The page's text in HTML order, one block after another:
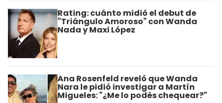
Rating: cuánto midió el debut de
"Triángulo Amoroso" con Wanda
Nada y Maxi López
Ana Rosenfeld reveló que Wanda
Nara le pidió investigar a Martín
Migueles: "¿Me lo podés chequear?"